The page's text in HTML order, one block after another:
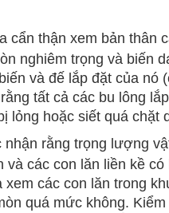
cẩn thận xem bản thân
nghiêm trọng và biến
và đế lắp đặt của nó
tất cả các bu lông
lỏng hoặc siết quá chặt
nhận rằng trọng lượng
các con lăn liền kề
các con lăn trong
quá mức không.